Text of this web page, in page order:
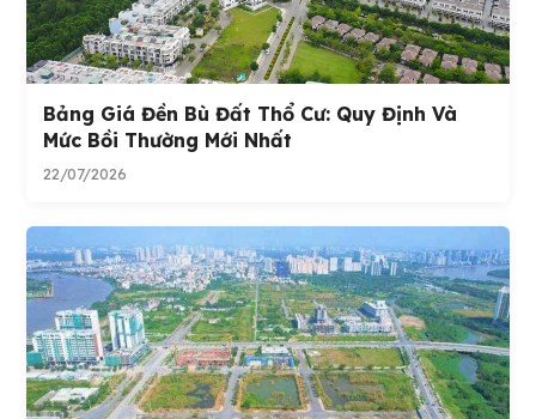
Bảng Giá Đền Bù Đất Thổ Cư: Quy Định Và
Mức Bồi Thường Mới Nhất
22/07/2026